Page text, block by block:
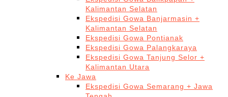
Kalimantan Selatan
Ekspedisi Gowa Banjarmasin +
Kalimantan Selatan
Ekspedisi Gowa Pontianak
Ekspedisi Gowa Palangkaraya
Ekspedisi Gowa Tanjung Selor +
Kalimantan Utara
Ke Jawa
Ekspedisi Gowa Semarang + Jawa